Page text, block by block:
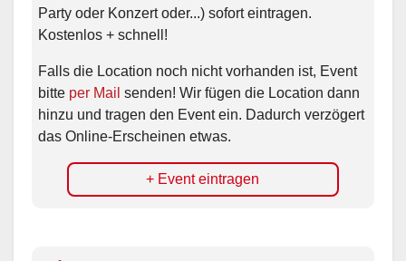
Party oder Konzert oder...) sofort eintragen.
Kostenlos + schnell!
Falls die Location noch nicht vorhanden ist, Event
bitte per Mail senden! Wir fügen die Location dann
hinzu und tragen den Event ein. Dadurch verzögert
das Online-Erscheinen etwas.
+ Event eintragen